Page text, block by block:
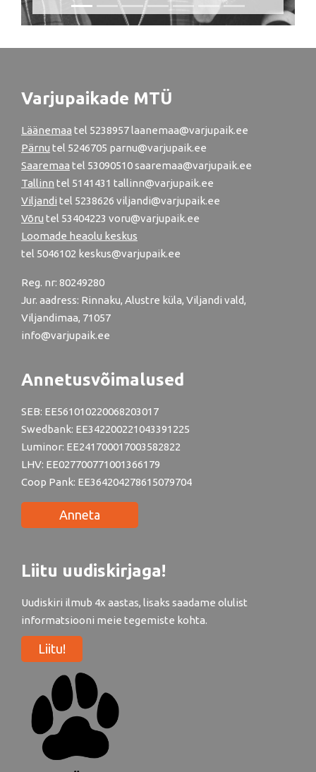
Varjupaikade MTÜ
Läänemaa tel 5238957 laanemaa@varjupaik.ee
Pärnu tel 5246705 parnu@varjupaik.ee
Saaremaa tel 53090510 saaremaa@varjupaik.ee
Tallinn tel 5141431 tallinn@varjupaik.ee
Viljandi tel 5238626 viljandi@varjupaik.ee
Võru tel 53404223 voru@varjupaik.ee
Loomade heaolu keskus
tel 5046102 keskus@varjupaik.ee
Reg. nr: 80249280
Jur. aadress: Rinnaku, Alustre küla, Viljandi vald,
Viljandimaa, 71057
info@varjupaik.ee
Annetusvõimalused
SEB: EE561010220068203017
Swedbank: EE342200221043391225
Luminor: EE241700017003582822
LHV: EE027700771001366179
Coop Pank: EE364204278615079704
Anneta
Liitu uudiskirjaga!
Uudiskiri ilmub 4x aastas, lisaks saadame olulist
informatsiooni meie tegemiste kohta.
Liitu!